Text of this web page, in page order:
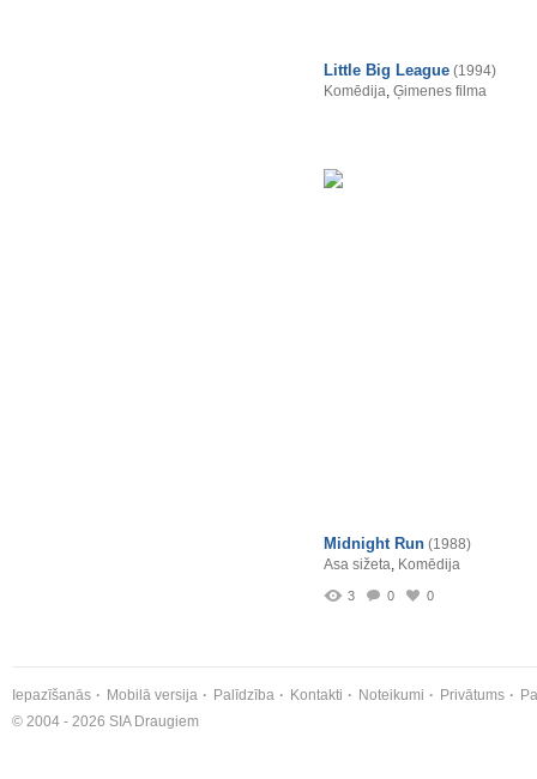
Little Big League (1994)
Komēdija, Ģimenes filma
Midnight Run (1988)
Asa sižeta, Komēdija
3 0 0
Iepazīšanās Mobilā versija Palīdzība Kontakti Noteikumi Privātums
© 2004 - 2026 SIA Draugiem